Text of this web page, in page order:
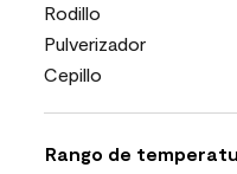
Rodillo
Pulverizador
Cepillo
Rango de